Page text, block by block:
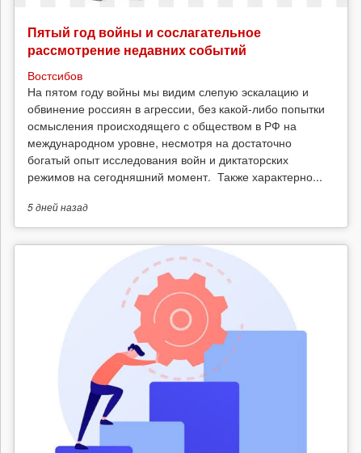
Пятый год войны и сослагательное
рассмотрение недавних событий
Востсибов
На пятом году войны мы видим слепую эскалацию и
обвинение россиян в агрессии, без какой-либо попытки
осмысления происходящего с обществом в РФ на
международном уровне, несмотря на достаточно
богатый опыт исследования войн и диктаторских
режимов на сегодняшний момент. Также характерно...
5 днейназад